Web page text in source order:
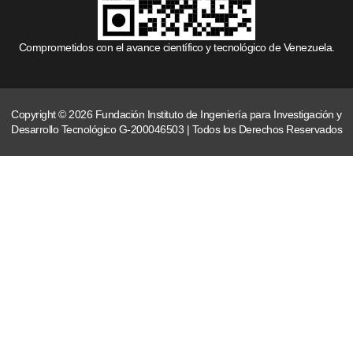
Comprometidos con el avance científico y tecnológico de Venezuela.
Copyright © 2026 Fundación Instituto de Ingeniería para Investigación y
Desarrollo Tecnológico G-200046503 | Todos los Derechos Reservados